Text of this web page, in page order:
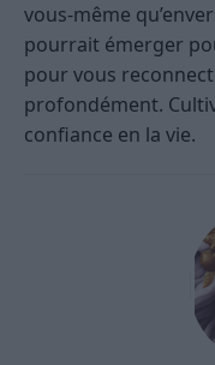
vous-même
pourrait émerger
pour vous
profondément.
confiance en la vie.